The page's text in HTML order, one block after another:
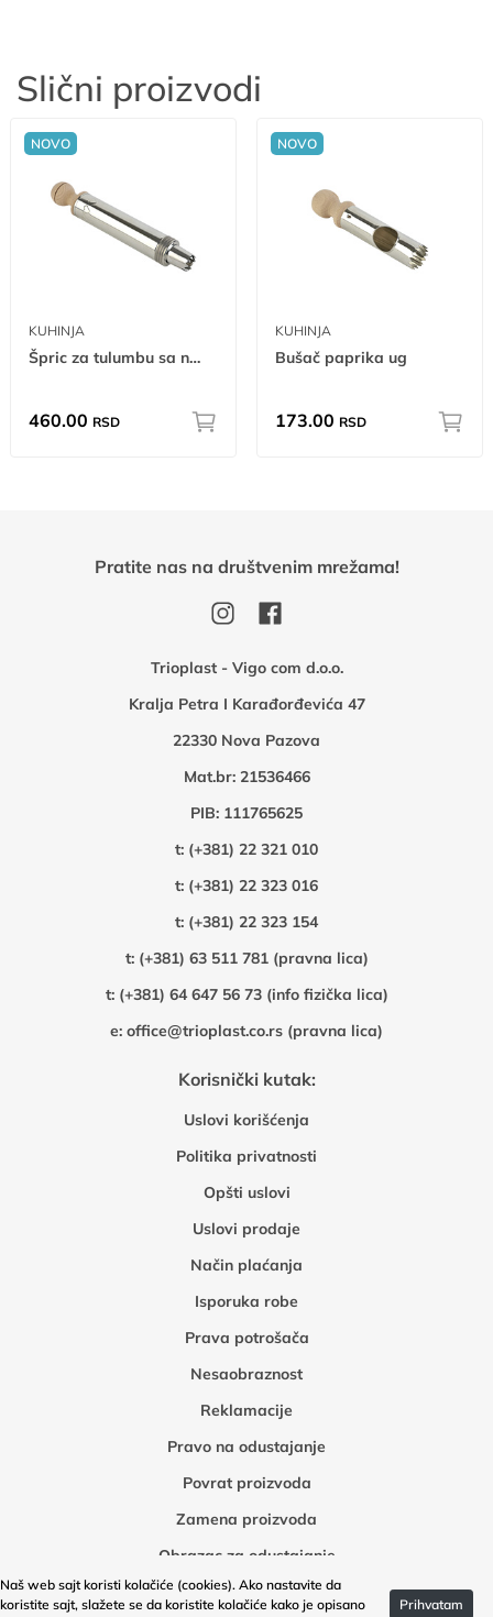
Slični proizvodi
NOVO
KUHINJA
Špric za tulumbu sa nastavkom ug
460.00 RSD
NOVO
KUHINJA
Bušač paprika ug
173.00 RSD
Trioplast - Vigo com d.o.o.
Kralja Petra I Karađorđevića 47
22330 Nova Pazova
Mat.br: 21536466
PIB: 111765625
t: (+381) 22 321 010
t: (+381) 22 323 016
t: (+381) 22 323 154
t: (+381) 63 511 781 (pravna lica)
t: (+381) 64 647 56 73 (info fizička lica)
e: office@trioplast.co.rs (pravna lica)
Korisnički kutak:
Uslovi korišćenja
Politika privatnosti
Opšti uslovi
Uslovi prodaje
Način plaćanja
Isporuka robe
Prava potrošača
Nesaobraznost
Reklamacije
Pravo na odustajanje
Povrat proizvoda
Zamena proizvoda
Obrazac za odustajanje
Obrazac za povrat robe
Pratite nas na društvenim mrežama!
Naš web sajt koristi kolačiće (cookies). Ako nastavite da
koristite sajt, slažete se da koristite kolačiće kako je opisano
Prihvatam